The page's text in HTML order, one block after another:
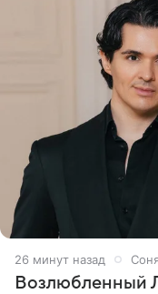
27 минут назад
Возлюбленный